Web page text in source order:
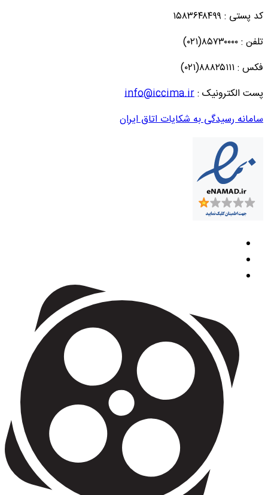
کد پستی : ۱۵۸۳۶۴۸۴۹۹
تلفن : ۸۵۷۳۰۰۰۰(۰۲۱)
فکس : ۸۸۸۲۵۱۱۱(۰۲۱)
پست الکترونیک :info@iccima.ir
سامانه رسیدگی به شکایات اتاق ایران